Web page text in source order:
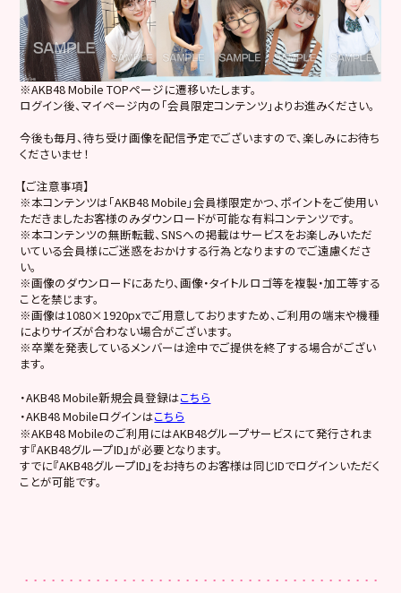
※AKB48 Mobile TOPページに遷移いたします。
ログイン後、マイページ内の「会員限定コンテンツ」よりお進みください。
今後も毎月、待ち受け画像を配信予定でございますので、楽しみにお待ち
くださいませ！
【ご注意事項】
※本コンテンツは「AKB48 Mobile」会員様限定かつ、ポイントをご使用い
ただきましたお客様のみダウンロードが可能な有料コンテンツです。
※本コンテンツの無断転載、SNSへの掲載はサービスをお楽しみいただ
いている会員様にご迷惑をおかけする行為となりますのでご遠慮くださ
い。
※画像のダウンロードにあたり、画像・タイトルロゴ等を複製・加工等する
ことを禁じます。
※画像は1080×1920pxでご用意しておりますため、ご利用の端末や機種
によりサイズが合わない場合がございます。
※卒業を発表しているメンバーは途中でご提供を終了する場合がござい
ます。
・AKB48 Mobile新規会員登録はこちら
・AKB48 Mobileログインはこちら
※AKB48 Mobileのご利用にはAKB48グループサービスにて発行されま
す『AKB48グループID』が必要となります。
すでに『AKB48グループID』をお持ちのお客様は同じIDでログインいただく
ことが可能です。